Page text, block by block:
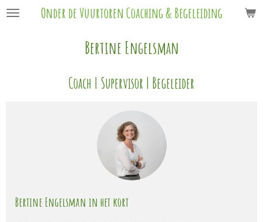
Ga
Onder de Vuurtoren Coaching & Begeleiding
Bertine Engelsman
Coach | Supervisor | Begeleider
Bertine Engelsman in het kort